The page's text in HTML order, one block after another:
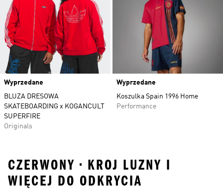
Wyprzedane
BLUZA DRESOWA
SKATEBOARDING x KOGANCULT
SUPERFIRE
Originals
Wyprzedane
Koszulka Spain 1996 Home
Performance
CZERWONY • KROJ LUZNY I
WIĘCEJ DO ODKRYCIA